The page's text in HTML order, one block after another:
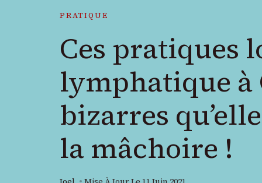
PRATIQUE
Ces pratiques
lymphatique à
bizarres
la mâchoire !